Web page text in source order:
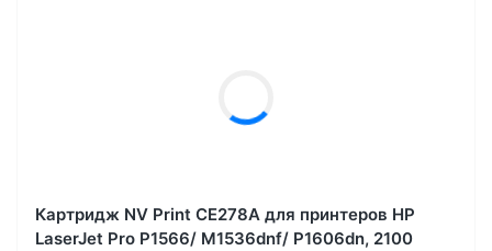
Картридж NV Print CE278A для принтеров HP
LaserJet Pro P1566/ M1536dnf/ P1606dn, 2100